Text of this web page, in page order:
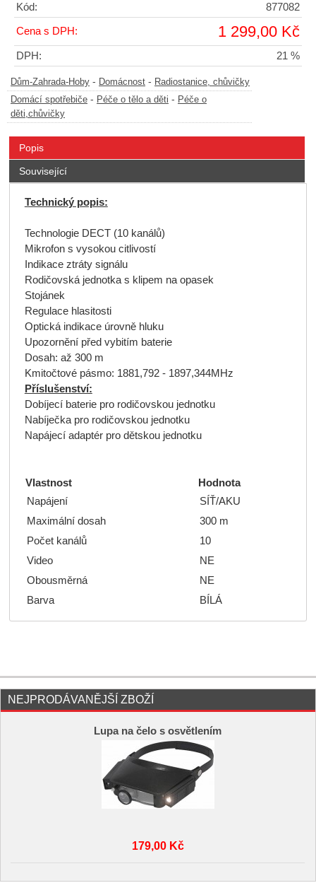
Kód: 877082
Cena s DPH: 1 299,00 Kč
DPH: 21 %
Dům-Zahrada-Hoby - Domácnost - Radiostanice, chůvičky
Domácí spotřebiče - Péče o tělo a děti - Péče o
děti,chůvičky
Popis
Související
Technický popis:
Technologie DECT (10 kanálů)
Mikrofon s vysokou citlivostí
Indikace ztráty signálu
Rodičovská jednotka s klipem na opasek
Stojánek
Regulace hlasitosti
Optická indikace úrovně hluku
Upozornění před vybitím baterie
Dosah: až 300 m
Kmitočtové pásmo: 1881,792 - 1897,344MHz
Příslušenství:
Dobíjecí baterie pro rodičovskou jednotku
Nabíječka pro rodičovskou jednotku
Napájecí adaptér pro dětskou jednotku
Vlastnost
Hodnota
Napájení
SÍŤ/AKU
Maximální dosah
300 m
Počet kanálů
10
Video
NE
Obousměrná
NE
Barva
BÍLÁ
NEJPRODÁVANĚJŠÍ ZBOŽÍ
Lupa na čelo s osvětlením
179,00 Kč